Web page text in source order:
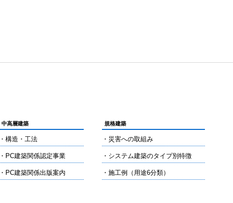
中高層建築
・構造・工法
・PC建築関係認定事業
・PC建築関係出版案内
規格建築
・災害への取組み
・システム建築のタイプ別特徴
・施工例（用途6分類）